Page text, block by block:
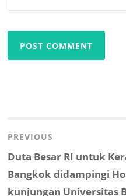
navigation
PREVIOUS
Previous
post:
Duta Besar RI untuk
Bangkok didampingi
kunjungan Universitas